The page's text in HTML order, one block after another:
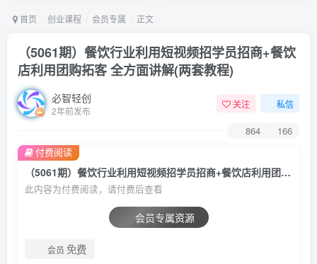
首页 创业课程 会员专属 正文
（5061期）餐饮行业利用短视频招学员招商+餐饮
店利用团购拓客 全方面讲解(两套教程)
必智轻创
2年前发布
关注 私信
864 166
（5061期）餐饮行业利用短视频招学员招商+餐饮店利用团购拓客 全方面讲解(两套教程)
此内容为付费阅读，请付费后查看
会员专属资源
会员 免费
付费阅读